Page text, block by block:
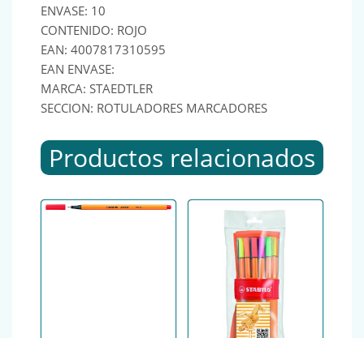
ENVASE: 10
CONTENIDO: ROJO
EAN: 4007817310595
EAN ENVASE:
MARCA: STAEDTLER
SECCION: ROTULADORES MARCADORES
Productos relacionados